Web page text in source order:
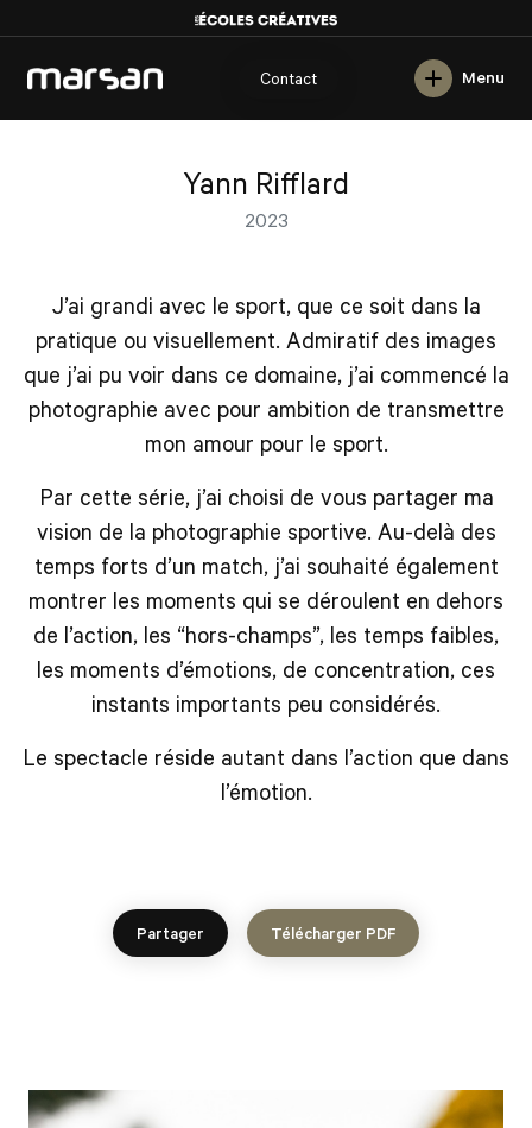
Contact Menu
English
Yann Rifflard
2023
J’ai grandi avec le sport, que ce soit dans la
pratique ou visuellement. Admiratif des images
que j’ai pu voir dans ce domaine, j’ai commencé la
photographie avec pour ambition de transmettre
mon amour pour le sport.
Par cette série, j’ai choisi de vous partager ma
vision de la photographie sportive. Au-delà des
temps forts d’un match, j’ai souhaité également
montrer les moments qui se déroulent en dehors
de l’action, les “hors-champs”, les temps faibles,
les moments d’émotions, de concentration, ces
instants importants peu considérés.
Le spectacle réside autant dans l’action que dans
l’émotion.
Partager Télécharger PDF